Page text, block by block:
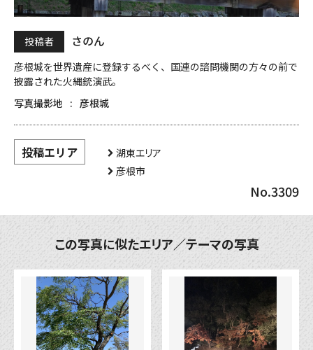
投稿者 さのん
彦根城を世界遺産に登録するべく、国連の諮問機関の方々の前で
披露された火縄銃演武。
写真撮影地
彦根城
投稿エリア
湖東エリア
彦根市
No.3309
この写真に似たエリア／テーマの写真